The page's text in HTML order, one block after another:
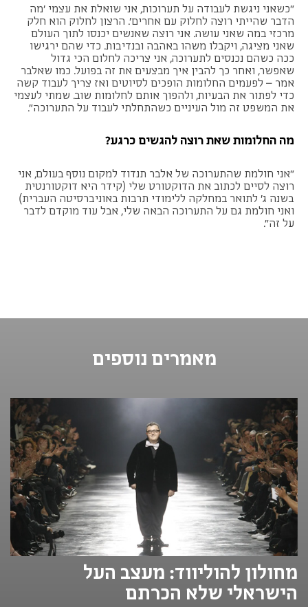
"כשאני ניגשת לעבודה על תערוכות, אני שואלת את עצמי ׳מה
הדבר שהייתי רוצה לחלוק עם אחרים׳. הרצון לחלוק הוא חלק
מרכזי במה שאני עושה. אני רוצה שאנשים יכנסו לתוך העולם
שאני מציגה, ויקבלו משהו באהבה ובנדיבות. כדי שהם ירגישו
ככה כשהם נכנסים לתערוכה, אני צריכה לחלום הכי גדול
שאפשר, ואחר כך להבין איך מבצעים את זה בפועל. כמו שאלבר
אמר – לפעמים החלומות הופכים לסיוטים ואז צריך לעבוד קשה
כדי לפתור את הבעיות, ולהפוך אותם לחלומות שוב. שמתי לעצמי
את המשפט זה מול העיניים כשהתחלתי לעבוד על התערוכה״.
מה החלומות שאת רוצה להגשים כרגע?
"אני חולמת שהתערוכה של אלבר תנדוד למקום נוסף בעולם, אני
רוצה לסיים לכתוב את הדוקטורט שלי (קידר היא דוקטורנטית
בשנה ג׳ לתואר במחלקה ללימודי תרבות באוניברסיטה העברית)
ואני חולמת גם על התערוכה הבאה שלי, אבל עוד מוקדם לדבר
על זה".
מאמרים נוספים
מחולון להוליווד: מעצב העל
הישראלי שלא הכרתם